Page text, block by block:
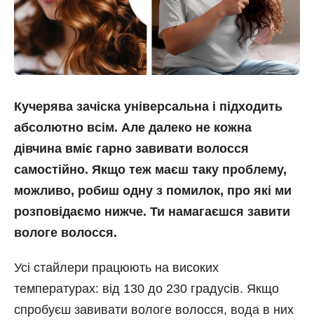
Кучерява зачіска універсальна і підходить
абсолютно всім. Але далеко не кожна
дівчина вміє гарно завивати волосся
самостійно. Якщо теж маєш таку проблему,
можливо, робиш одну з помилок, про які ми
розповідаємо нижче. Ти намагаєшся завити
вологе волосся.
Усі стайлери працюють на високих
температурах: від 130 до 230 градусів. Якщо
спробуєш завивати вологе волосся, вода в них